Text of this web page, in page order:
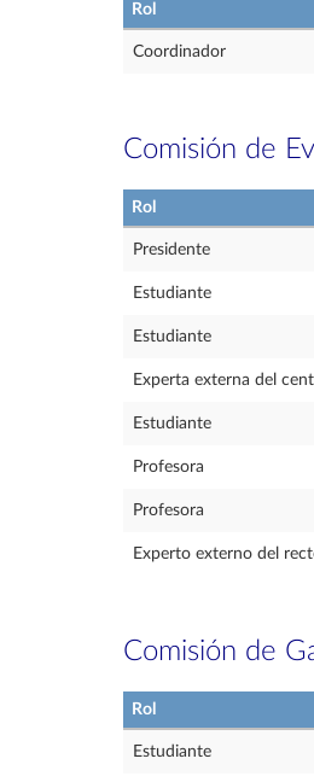
Rol
Coordinador
Comisión de
Rol
Presidente
Estudiante
Estudiante
Experta externa del
Estudiante
Profesora
Profesora
Experto externo del
Comisión de
Rol
Estudiante